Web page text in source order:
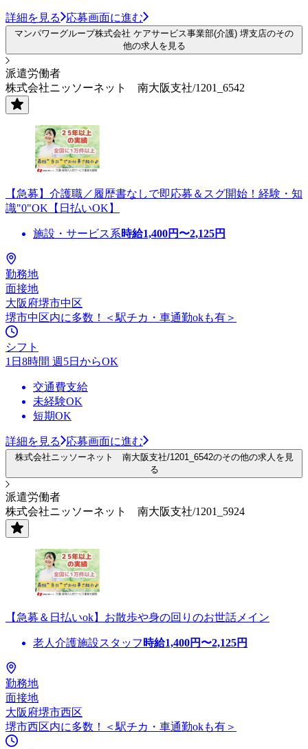
詳細を見る 応募画面に進む
マンパワーグループ株式会社 ケアサービス事業部(介護) 堺支店のその
他の求人を見る
派遣労働者
株式会社ニッソーネット 南大阪支社/1201_6542
【急募】介護職／履歴書なしで即応募＆スグ開始！経験・知
識"0"OK【日払いOK】
施設・サービス系時給1,400円〜2,125円
勤務地
面接地
大阪府堺市中区
堺市中区内に多数！＜駅チカ・車通勤okも有＞
シフト
1日8時間 週5日からOK
交通費支給
未経験OK
短期OK
詳細を見る 応募画面に進む
株式会社ニッソーネット 南大阪支社/1201_6542のその他の求人を見
る
派遣労働者
株式会社ニッソーネット 南大阪支社/1201_5924
【急募＆日払いok】お散歩や身の回りのお世話メイン
老人介護施設スタッフ 時給1,400円〜2,125円
勤務地
面接地
大阪府堺市西区
堺市西区内に多数！＜駅チカ・車通勤okも有＞